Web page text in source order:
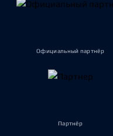
Официальный партнёр
Партнёр